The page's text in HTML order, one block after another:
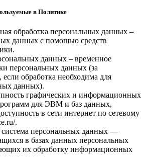
в Политике
обработка персональных данных –
данных с помощью средств
данных – временное
персональных данных (за
обработка необходима для
данных).
графических и информационных
для ЭВМ и баз данных,
в сети интернет по сетевому
.
персональных данных —
в базах данных персональных
их обработку информационных